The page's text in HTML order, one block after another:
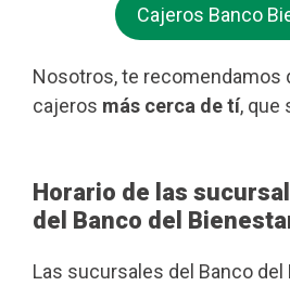
Cajeros Banco
Nosotros, te recomendamos
cajeros más cerca de tí, que
Horario de las
del Banco del
Las sucursales del Banco del